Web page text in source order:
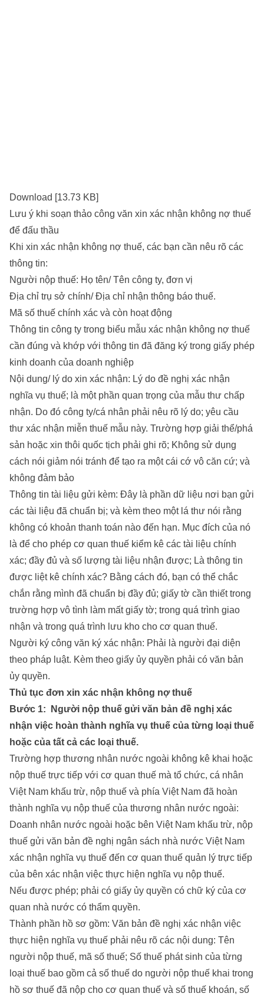
Download [13.73 KB]
Lưu ý khi soạn thảo công văn xin xác nhận không nợ thuế
để đấu thầu
Khi xin xác nhận không nợ thuế, các bạn cần nêu rõ các
thông tin:
Người nộp thuế: Họ tên/ Tên công ty, đơn vị
Địa chỉ trụ sở chính/ Địa chỉ nhận thông báo thuế.
Mã số thuế chính xác và còn hoạt động
Thông tin công ty trong biểu mẫu xác nhận không nợ thuế
cần đúng và khớp với thông tin đã đăng ký trong giấy phép
kinh doanh của doanh nghiệp
Nội dung/ lý do xin xác nhận: Lý do đề nghị xác nhận
nghĩa vụ thuế; là một phần quan trọng của mẫu thư chấp
nhận. Do đó công ty/cá nhân phải nêu rõ lý do; yêu cầu
thư xác nhận miễn thuế mẫu này. Trường hợp giải thể/phá
sản hoặc xin thôi quốc tịch phải ghi rõ; Không sử dụng
cách nói giảm nói tránh để tạo ra một cái cớ vô căn cứ; và
không đảm bảo
Thông tin tài liệu gửi kèm: Đây là phần dữ liệu nơi bạn gửi
các tài liệu đã chuẩn bị; và kèm theo một lá thư nói rằng
không có khoản thanh toán nào đến hạn. Mục đích của nó
là để cho phép cơ quan thuế kiểm kê các tài liệu chính
xác; đầy đủ và số lượng tài liệu nhận được; Là thông tin
được liệt kê chính xác? Bằng cách đó, bạn có thể chắc
chắn rằng mình đã chuẩn bị đầy đủ; giấy tờ cần thiết trong
trường hợp vô tình làm mất giấy tờ; trong quá trình giao
nhận và trong quá trình lưu kho cho cơ quan thuế.
Người ký công văn ký xác nhận: Phải là người đại diện
theo pháp luật. Kèm theo giấy ủy quyền phải có văn bản
ủy quyền.
Thủ tục đơn xin xác nhận không nợ thuế
Bước 1: Người nộp thuế gửi văn bản đề nghị xác
nhận việc hoàn thành nghĩa vụ thuế của từng loại thuế
hoặc của tất cả các loại thuế.
Trường hợp thương nhân nước ngoài không kê khai hoặc
nộp thuế trực tiếp với cơ quan thuế mà tổ chức, cá nhân
Việt Nam khấu trừ, nộp thuế và phía Việt Nam đã hoàn
thành nghĩa vụ nộp thuế của thương nhân nước ngoài:
Doanh nhân nước ngoài hoặc bên Việt Nam khấu trừ, nộp
thuế gửi văn bản đề nghị ngân sách nhà nước Việt Nam
xác nhận nghĩa vụ thuế đến cơ quan thuế quản lý trực tiếp
của bên xác nhận việc thực hiện nghĩa vụ nộp thuế.
Nếu được phép; phải có giấy ủy quyền có chữ ký của cơ
quan nhà nước có thẩm quyền.
Thành phần hồ sơ gồm: Văn bản đề nghị xác nhận việc
thực hiện nghĩa vụ thuế phải nêu rõ các nội dung: Tên
người nộp thuế, mã số thuế; Số thuế phát sinh của từng
loại thuế bao gồm cả số thuế do người nộp thuế khai trong
hồ sơ thuế đã nộp cho cơ quan thuế và số thuế khoán, số